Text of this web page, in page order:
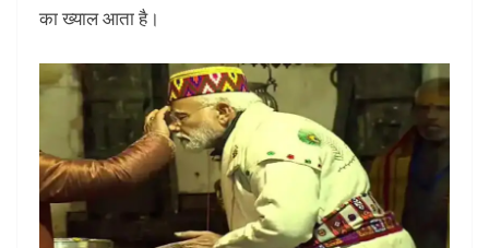
का ख्याल आता है।